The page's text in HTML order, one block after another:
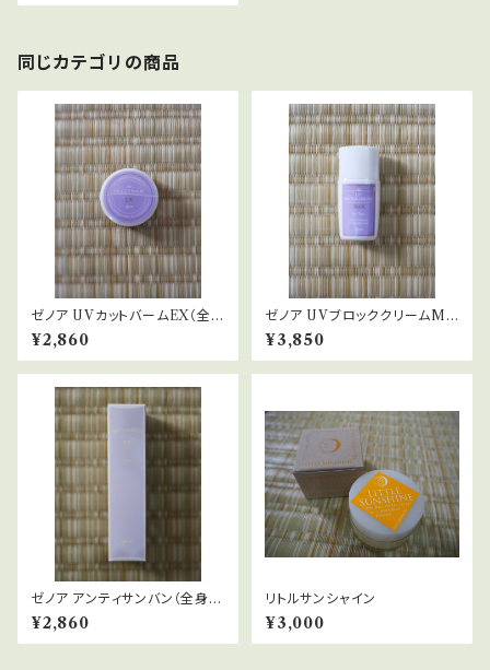
同じカテゴリの商品
ゼノア UVカットバームEX（全身
用日やけ止めバーム）25g SPF
39.9 PA++++
¥2,860
ゼノア UVブロッククリームMA
X for Face（日やけ止めクリー
ム・化粧下地）30mL
¥3,850
ゼノア アンティサンバン（全身用
日やけ止めクリーム）60g
¥2,860
リトルサンシャイン
¥3,000